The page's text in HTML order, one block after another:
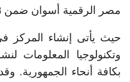
مصر الرقمية أسوان ضمن 8 مراكز إبداع مصر الرقمية.
حيث يأتى إنشاء المركز
وتكنولوجيا المعلومات